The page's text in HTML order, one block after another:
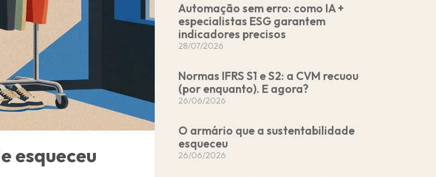
esqueceu
Automação sem erro: como IA +
especialistas ESG garantem
indicadores precisos
28/07/2026
Normas IFRS S1 e S2: a CVM recuou
(por enquanto). E agora?
26/06/2026
O armário que a sustentabilidade
esqueceu
26/06/2026